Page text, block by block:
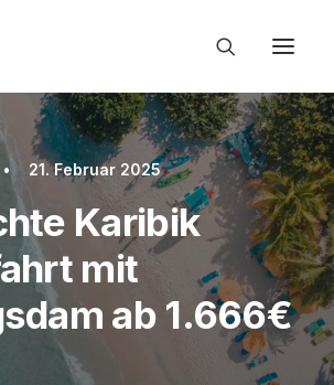
• 21. Februar 2025
Karibik
mit
ab 1.666€